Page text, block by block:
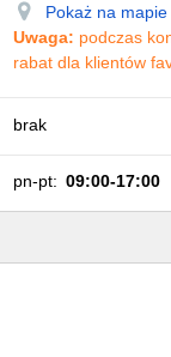
Pokaż na mapie
Uwaga: podczas
rabat dla klientów
brak
pn-pt: 09:00-17:00